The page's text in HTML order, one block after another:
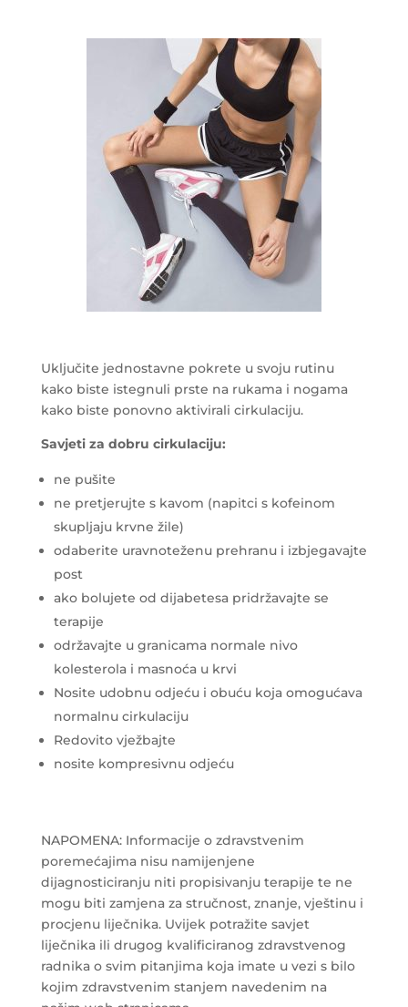
Uključite jednostavne pokrete u svoju rutinu
kako biste istegnuli prste na rukama i nogama
kako biste ponovno aktivirali cirkulaciju.
Savjeti za dobru cirkulaciju:
ne pušite
ne pretjerujte s kavom (napitci s kofeinom
skupljaju krvne žile)
odaberite uravnoteženu prehranu i izbjegavajte
post
ako bolujete od dijabetesa pridržavajte se
terapije
održavajte u granicama normale nivo
kolesterola i masnoća u krvi
Nosite udobnu odjeću i obuću koja omogućava
normalnu cirkulaciju
Redovito vježbajte
nosite kompresivnu odjeću
NAPOMENA: Informacije o zdravstvenim
poremećajima nisu namijenjene
dijagnosticiranju niti propisivanju terapije te ne
mogu biti zamjena za stručnost, znanje, vještinu i
procjenu liječnika. Uvijek potražite savjet
liječnika ili drugog kvalificiranog zdravstvenog
radnika o svim pitanjima koja imate u vezi s bilo
kojim zdravstvenim stanjem navedenim na